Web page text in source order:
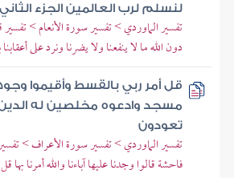
لنسلم لرب العالمين الجزء الثاني
تفسير الماوردي > تفسير سورة الأنعام >
دون الله ما لا ينفعنا ولا يضرنا ونرد على أعقابنا
قل أمر ربي بالقسط وأقيموا
مسجد وادعوه مخلصين له
تعودون
تفسير الماوردي > تفسير سورة الأعراف > تفسير
فاحشة قالوا وجدنا عليها آباءنا والله أمرنا بها